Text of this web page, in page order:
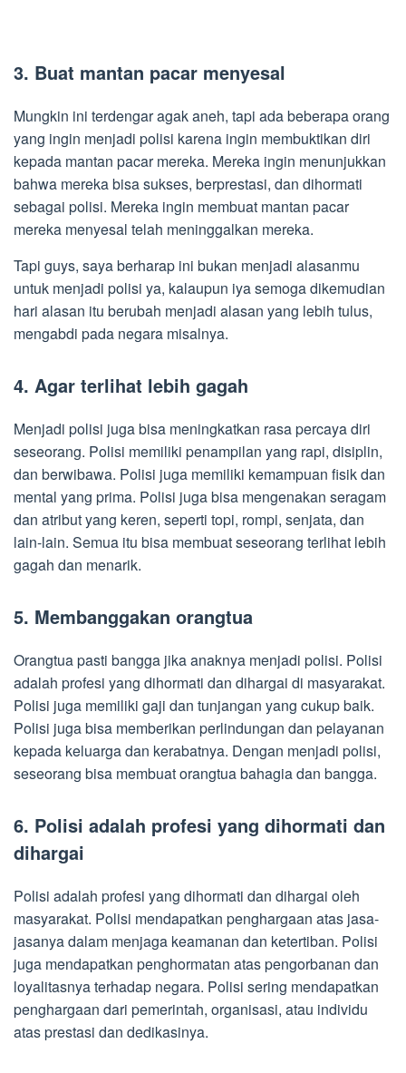
3. Buat mantan pacar menyesal
Mungkin ini terdengar agak aneh, tapi ada beberapa orang
yang ingin menjadi polisi karena ingin membuktikan diri
kepada mantan pacar mereka. Mereka ingin menunjukkan
bahwa mereka bisa sukses, berprestasi, dan dihormati
sebagai polisi. Mereka ingin membuat mantan pacar
mereka menyesal telah meninggalkan mereka.
Tapi guys, saya berharap ini bukan menjadi alasanmu
untuk menjadi polisi ya, kalaupun iya semoga dikemudian
hari alasan itu berubah menjadi alasan yang lebih tulus,
mengabdi pada negara misalnya.
4. Agar terlihat lebih gagah
Menjadi polisi juga bisa meningkatkan rasa percaya diri
seseorang. Polisi memiliki penampilan yang rapi, disiplin,
dan berwibawa. Polisi juga memiliki kemampuan fisik dan
mental yang prima. Polisi juga bisa mengenakan seragam
dan atribut yang keren, seperti topi, rompi, senjata, dan
lain-lain. Semua itu bisa membuat seseorang terlihat lebih
gagah dan menarik.
5. Membanggakan orangtua
Orangtua pasti bangga jika anaknya menjadi polisi. Polisi
adalah profesi yang dihormati dan dihargai di masyarakat.
Polisi juga memiliki gaji dan tunjangan yang cukup baik.
Polisi juga bisa memberikan perlindungan dan pelayanan
kepada keluarga dan kerabatnya. Dengan menjadi polisi,
seseorang bisa membuat orangtua bahagia dan bangga.
6. Polisi adalah profesi yang dihormati dan
dihargai
Polisi adalah profesi yang dihormati dan dihargai oleh
masyarakat. Polisi mendapatkan penghargaan atas jasa-
jasanya dalam menjaga keamanan dan ketertiban. Polisi
juga mendapatkan penghormatan atas pengorbanan dan
loyalitasnya terhadap negara. Polisi sering mendapatkan
penghargaan dari pemerintah, organisasi, atau individu
atas prestasi dan dedikasinya.